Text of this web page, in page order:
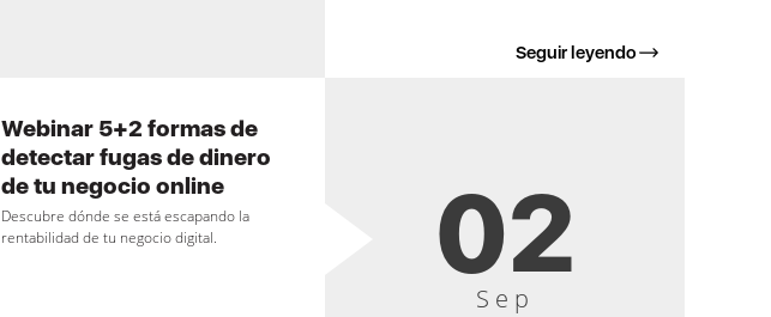
Seguir leyendo
02
Sep
Webinar 5+2 formas de
detectar fugas de dinero
de tu negocio online
Descubre dónde se está escapando la
rentabilidad de tu negocio digital.